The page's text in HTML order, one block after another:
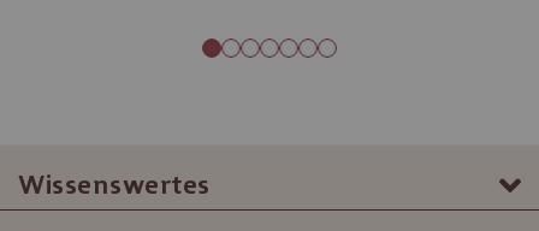
Wissenswertes